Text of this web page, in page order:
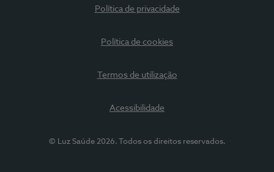
Política de privacidade
Política de cookies
Termos de utilização
Acessibilidade
© Luz Saúde 2026. Todos os direitos reservados.